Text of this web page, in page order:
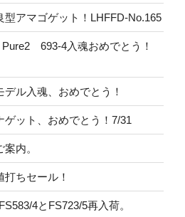
アマゴゲット！LHFFD-No.165
693-4入魂おめでとう！
ル入魂、おめでとう！
ット、おめでとう！7/31
内。
ちセール！
4とFS723/5再入荷。